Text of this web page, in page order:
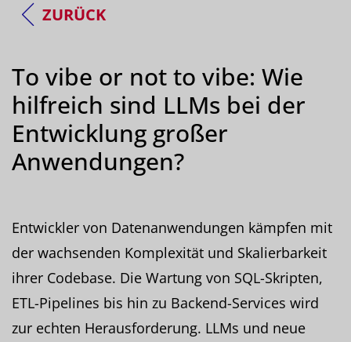
ZURÜCK
To vibe or not to vibe: Wie
hilfreich sind LLMs bei der
Entwicklung großer
Anwendungen?
Entwickler von Datenanwendungen kämpfen mit
der wachsenden Komplexität und Skalierbarkeit
ihrer Codebase. Die Wartung von SQL-Skripten,
ETL-Pipelines bis hin zu Backend-Services wird
zur echten Herausforderung. LLMs und neue